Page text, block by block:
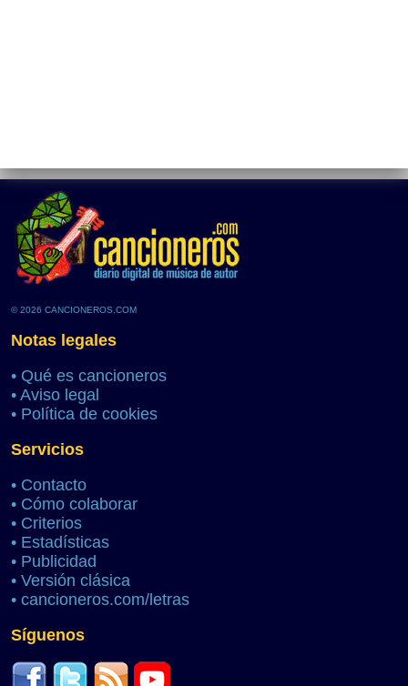
© 2026 CANCIONEROS.COM
Notas legales
• Qué es cancioneros
• Aviso legal
• Política de cookies
Servicios
• Contacto
• Cómo colaborar
• Criterios
• Estadísticas
• Publicidad
• Versión clásica
• cancioneros.com/letras
Síguenos